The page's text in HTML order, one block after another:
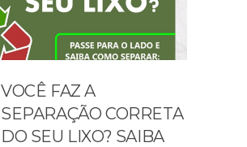
VOCÊ FAZ A
SEPARAÇÃO CORRETA
DO SEU LIXO? SAIBA